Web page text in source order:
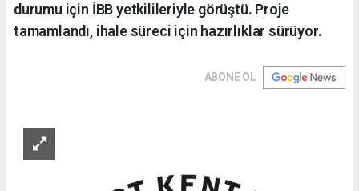
durumu için İBB yetkilileriyle görüştü. Proje
tamamlandı, ihale süreci için hazırlıklar sürüyor.
ABONE OL